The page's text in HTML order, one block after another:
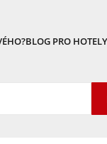
BLOG PRO HOTELY